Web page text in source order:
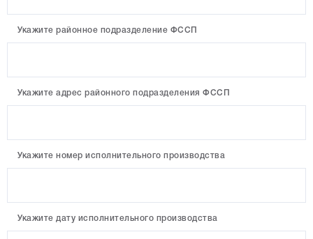
Укажите районное подразделение ФССП
Укажите адрес районного подразделения ФССП
Укажите номер исполнительного производства
Укажите дату исполнительного производства